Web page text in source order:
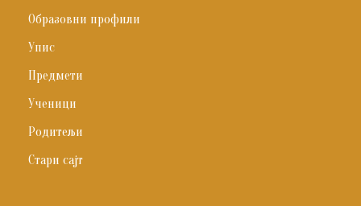
Образовни профили
Упис
Предмети
Ученици
Родитељи
Стари сајт